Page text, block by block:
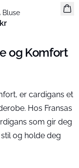
Bluse
og Komfort
er cardigans et
Hos Fransas
som gir deg
og holde deg